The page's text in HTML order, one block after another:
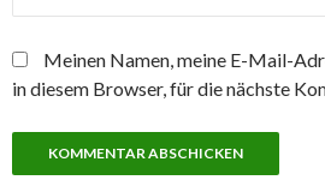
Meinen Namen, meine E-Mail-
in diesem Browser, für die nächste